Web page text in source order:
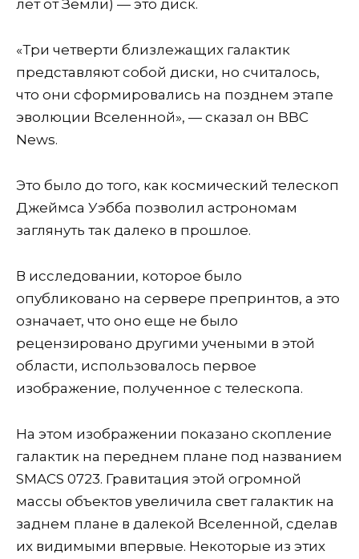
лет от Земли) — это диск.
«Три четверти близлежащих галактик
представляют собой диски, но считалось,
что они сформировались на позднем этапе
эволюции Вселенной», — сказал он BBC
News.
Это было до того, как космический телескоп
Джеймса Уэбба позволил астрономам
заглянуть так далеко в прошлое.
В исследовании, которое было
опубликовано на сервере препринтов, а это
означает, что оно еще не было
рецензировано другими учеными в этой
области, использовалось первое
изображение, полученное с телескопа.
На этом изображении показано скопление
галактик на переднем плане под названием
SMACS 0723. Гравитация этой огромной
массы объектов увеличила свет галактик на
заднем плане в далекой Вселенной, сделав
их видимыми впервые. Некоторые из этих